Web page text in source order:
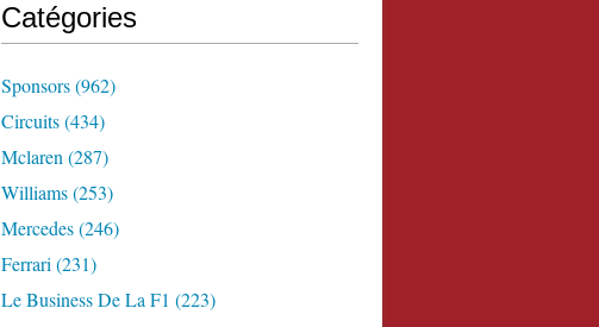
Catégories
Sponsors(962)
Circuits(434)
Mclaren (287)
Williams(253)
Mercedes(246)
Ferrari (231)
Le Business De La F1 (223)